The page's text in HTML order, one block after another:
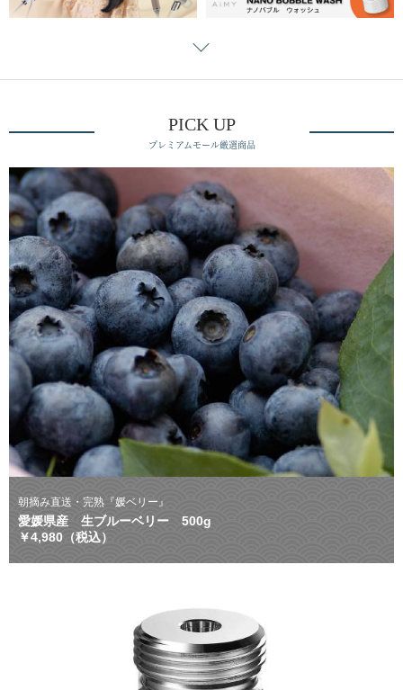
PICK UP
プレミアムモール厳選商品
朝摘み直送・完熟『媛ベリー』
愛媛県産 生ブルーベリー 500g
￥4,980（税込）